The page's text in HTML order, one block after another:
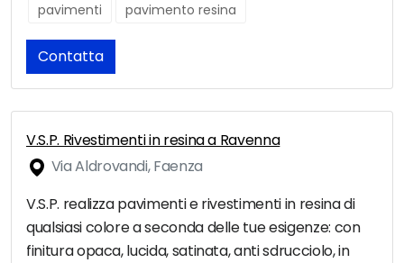
pavimenti pavimento resina
Contatta
V.S.P. Rivestimenti in resina a Ravenna
Via Aldrovandi, Faenza
V.S.P. realizza pavimenti e rivestimenti in resina di
qualsiasi colore a seconda delle tue esigenze: con
finitura opaca, lucida, satinata, anti sdrucciolo, in